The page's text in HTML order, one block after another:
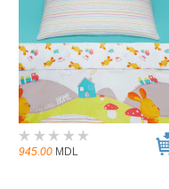
945.00 MDL